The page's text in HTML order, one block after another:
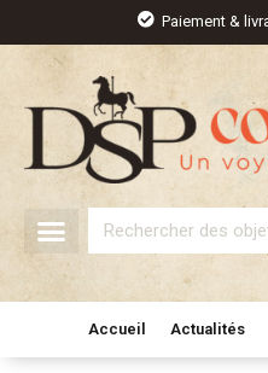
contenu
Paiement &
Rechercher
Accueil Actualités